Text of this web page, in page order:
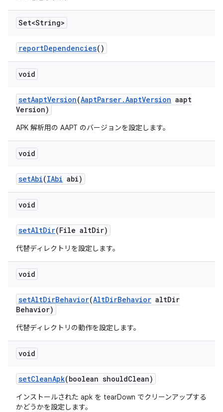
Set<String>
reportDependencies()
void
setAaptVersion(AaptParser.AaptVersion aapt
Version)
APK 解析用の AAPT のバージョンを設定します。
void
setAbi(IAbi abi)
void
setAltDir(File altDir)
代替ディレクトリを設定します。
void
setAltDirBehavior(AltDirBehavior altDir
Behavior)
代替ディレクトリの動作を設定します。
void
setCleanApk(boolean shouldClean)
インストールされた apk を tearDown でクリーンアップする
かどうかを設定します。